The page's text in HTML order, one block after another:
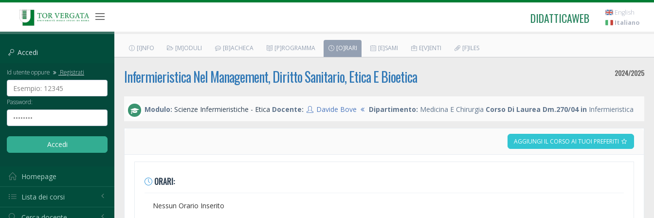
DIDATTICAWEB
English
Italiano
Accedi
Id utente oppure Registrati
Password:
Homepage
Lista dei corsi
[I]NFO [M]ODULI [B]ACHECA [P]ROGRAMMA [O]RARI [E]SAMI E[V]ENTI [F]ILES
Infermieristica Nel Management, Diritto Sanitario, Etica E Bioetica 2024/2025
Modulo: Scienze Infermieristiche - Etica Docente: Davide Bove Dipartimento: Medicina E Chirurgia Corso Di Laurea Dm.270/04 in Infermieristica
AGGIUNGI IL CORSO AI TUOI PREFERITI
ORARI:
Nessun Orario Inserito